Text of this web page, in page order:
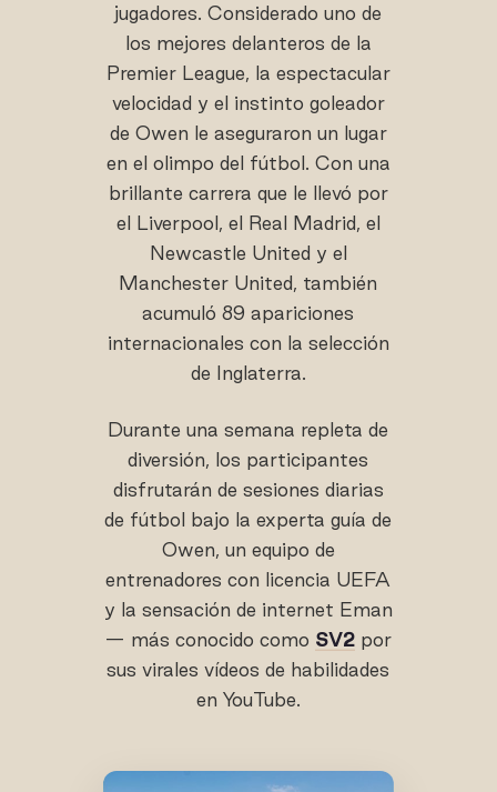
jugadores. Considerado uno de
los mejores delanteros de la
Premier League, la espectacular
velocidad y el instinto goleador
de Owen le aseguraron un lugar
en el olimpo del fútbol. Con una
brillante carrera que le llevó por
el Liverpool, el Real Madrid, el
Newcastle United y el
Manchester United, también
acumuló 89 apariciones
internacionales con la selección
de Inglaterra.
Durante una semana repleta de
diversión, los participantes
disfrutarán de sesiones diarias
de fútbol bajo la experta guía de
Owen, un equipo de
entrenadores con licencia UEFA
y la sensación de internet Eman
— más conocido como SV2 por
sus virales vídeos de habilidades
en YouTube.